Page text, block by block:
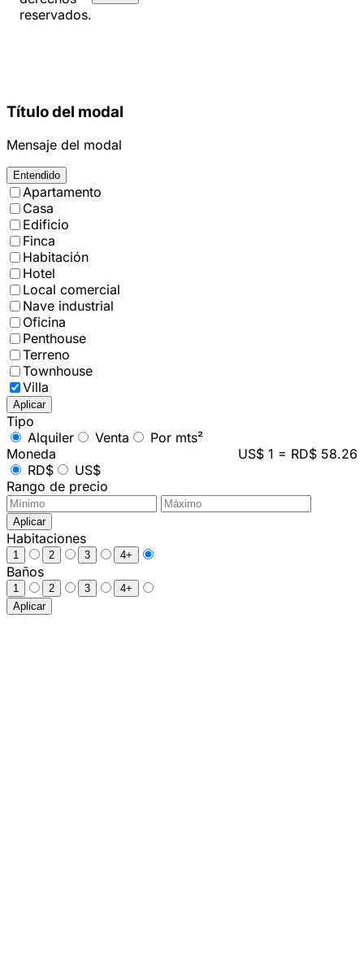
reservados.
Título del modal
Mensaje del modal
Entendido
Apartamento
Casa
Edificio
Finca
Habitación
Hotel
Local comercial
Nave industrial
Oficina
Penthouse
Terreno
Townhouse
Villa
Aplicar
Tipo
Alquiler
Venta
Por mts²
Moneda
US$ 1 = RD$ 58.26
RD$
US$
Rango de precio
Aplicar
Habitaciones
1 2 3 4+
Baños
1 2 3
4+
Aplicar